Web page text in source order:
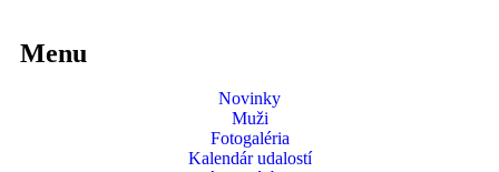
Menu
Novinky
Muži
Fotogaléria
Kalendár udalostí